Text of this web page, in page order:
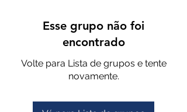
Esse grupo não foi
encontrado
Volte para Lista de grupos e tente
novamente.